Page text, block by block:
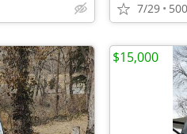
7/29
$15,000